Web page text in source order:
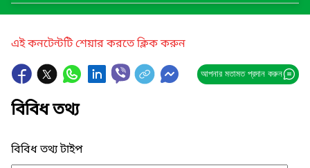
এই কনটেন্টটি শেয়ার করতে ক্লিক করুন
আপনার মতামত প্রদান করুন
বিবিধ তথ্য
বিবিধ তথ্য টাইপ